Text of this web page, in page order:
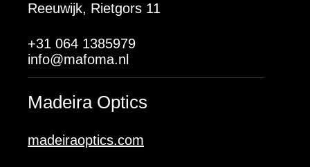
Reeuwijk, Rietgors 11
+31 064 1385979
info@mafoma.nl
Madeira Optics
madeiraoptics.com